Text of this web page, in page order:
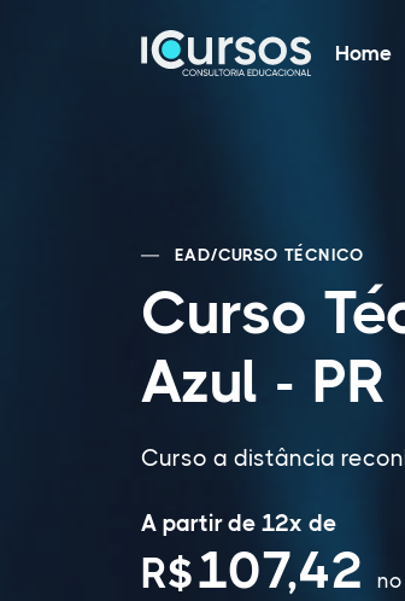
Home
EAD/CURSO TÉCNICO
Curso
Azul - PR
Curso a distância
A partir de 12x de
R$107,42